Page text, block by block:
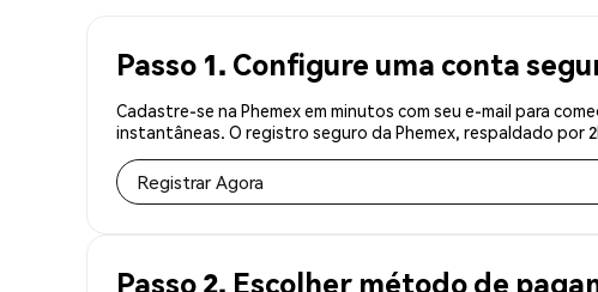
Passo 1. Configure uma conta
Cadastre-se na Phemex em minutos com seu e-mail para
instantâneas. O registro seguro da Phemex, respaldado por
Registrar Agora
Passo 2. Escolher método de